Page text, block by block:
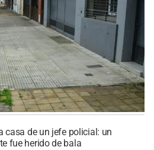
casa de un jefe policial: un
fue herido de bala